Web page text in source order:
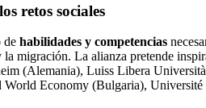
retos sociales
de habilidades y competencias
migración. La alianza pretende
(Alemania), Luiss Libera
Economy (Bulgaria),